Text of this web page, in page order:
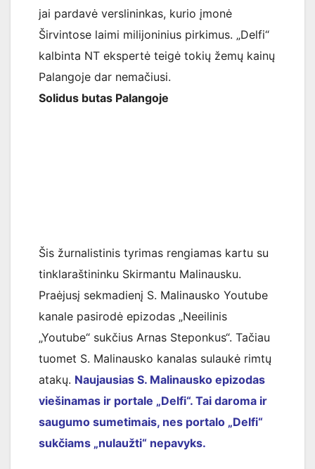
jai pardavė verslininkas, kurio įmonė
Širvintose laimi milijoninius pirkimus. „Delfi“
kalbinta NT ekspertė teigė tokių žemų kainų
Palangoje dar nemačiusi.
Solidus butas Palangoje
Šis žurnalistinis tyrimas rengiamas kartu su
tinklaraštininku Skirmantu Malinausku.
Praėjusį sekmadienį S. Malinausko Youtube
kanale pasirodė epizodas „Neeilinis
„Youtube“ sukčius Arnas Steponkus“. Tačiau
tuomet S. Malinausko kanalas sulaukė rimtų
atakų. Naujausias S. Malinausko epizodas
viešinamas ir portale „Delfi“. Tai daroma ir
saugumo sumetimais, nes portalo „Delfi“
sukčiams „nulaužti“ nepavyks.